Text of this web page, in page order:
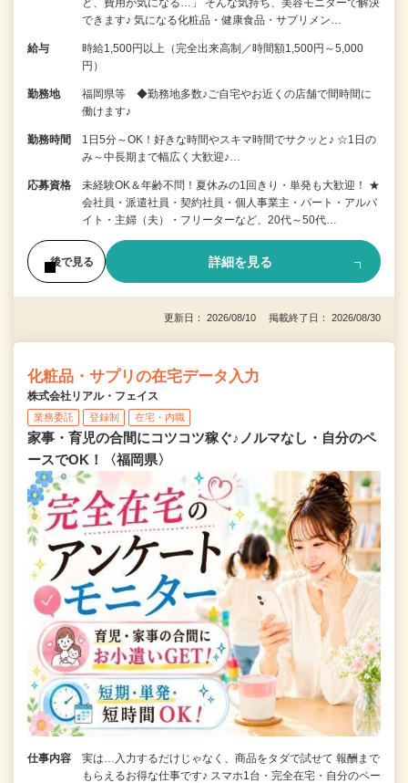
ど、費用が気になる…」 そんな気持ち、美容モニターで解決
できます♪ 気になる化粧品・健康食品・サプリメン…
給与
時給1,500円以上（完全出来高制／時間額1,500円～5,000
円）
勤務地
福岡県等 ◆勤務地多数♪ご自宅やお近くの店舗で間時間に
働けます♪
勤務時間
1日5分～OK！好きな時間やスキマ時間でサクッと♪ ☆1日の
み～中長期まで幅広く大歓迎♪…
応募資格
未経験OK＆年齢不問！夏休みの1回きり・単発も大歓迎！ ★
会社員・派遣社員・契約社員・個人事業主・パート・アルバ
イト・主婦（夫）・フリーターなど、20代～50代…
後で見る 詳細を見る
更新日： 2026/08/10 掲載終了日： 2026/08/30
化粧品・サプリの在宅データ入力
株式会社リアル・フェイス
業務委託 登録制 在宅・内職
家事・育児の合間にコツコツ稼ぐ♪ノルマなし・自分のペ
ースでOK！〈福岡県〉
仕事内容
実は…入力するだけじゃなく、商品をタダで試せて 報酬まで
もらえるお得な仕事です♪ スマホ1台・完全在宅・自分のペー